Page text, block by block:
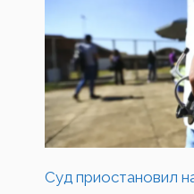
Суд приостановил